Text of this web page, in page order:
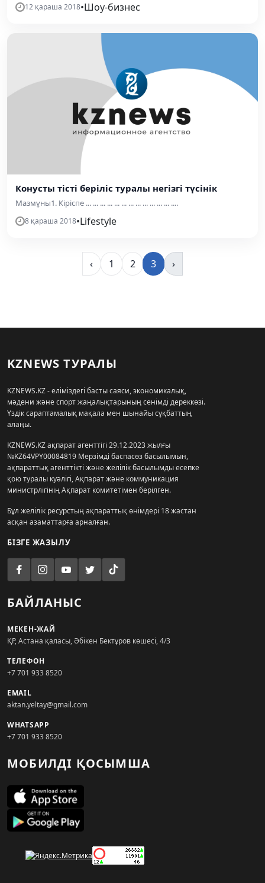
12 қараша 2018•Шоу-бизнес
Конусты тісті беріліс туралы негізгі түсінік
Мазмұны1. Кіріспе ... ... ... ... ... ... ... ... ... ... ... ... ....
8 қараша 2018•Lifestyle
‹ 1 2 3 ›
KZNEWS ТУРАЛЫ
KZNEWS.KZ - еліміздегі басты саяси, экономикалық,
мәдени және спорт жаңалықтарының сенімді дереккөзі.
Үздік сараптамалық мақала мен шынайы сұқбаттың
алаңы.
KZNEWS.KZ ақпарат агенттігі 29.12.2023 жылғы
№KZ64VPY00084819 Мерзімді баспасөз басылымын,
ақпараттық агенттікті және желілік басылымды есепке
қою туралы куәлігі, Ақпарат және коммуникация
министрлігінің Ақпарат комитетімен берілген.
Бұл желілік ресурстың ақпараттық өнімдері 18 жастан
асқан азаматтарға арналған.
БІЗГЕ ЖАЗЫЛУ
БАЙЛАНЫС
МЕКЕН-ЖАЙ
ҚР, Астана қаласы, Әбікен Бектұров көшесі, 4/3
ТЕЛЕФОН
+7 701 933 8520
EMAIL
aktan.yeltay@gmail.com
WHATSAPP
+7 701 933 8520
МОБИЛДІ ҚОСЫМША